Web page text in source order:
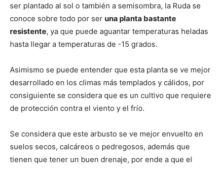
ser plantado al sol o también a semisombra, la Ruda se
conoce sobre todo por ser una planta bastante
resistente, ya que puede aguantar temperaturas heladas
hasta llegar a temperaturas de -15 grados.
Asimismo se puede entender que esta planta se ve mejor
desarrollado en los climas más templados y cálidos, por
consiguiente se considera que es un cultivo que requiere
de protección contra el viento y el frío.
Se considera que este arbusto se ve mejor envuelto en
suelos secos, calcáreos o pedregosos, además que
tienen que tener un buen drenaje, por ende a que el